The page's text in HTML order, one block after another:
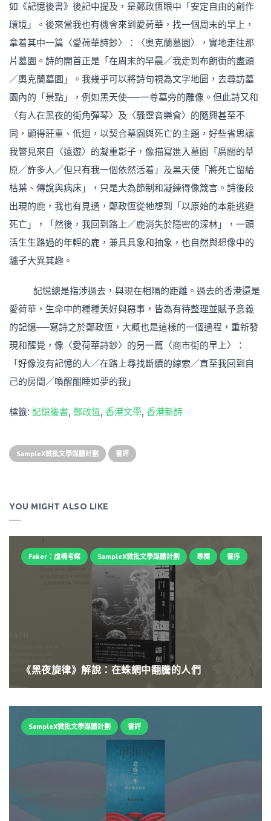
如《記憶後書》後記中提及，是鄭政恆眼中「安定自由的創作
環境」。後來當我也有機會來到愛荷華，找一個周末的早上，
拿着其中一篇〈愛荷華詩鈔〉：〈奧克蘭墓園〉，實地走往那
片墓園。詩的開首正是「在周末的早晨／我走到布朗街的盡頭
／奧克蘭墓園」。我幾乎可以將詩句視為文字地圖，去尋訪墓
園內的「景點」，例如黑天使──一尊墓旁的雕像。但此詩又和
〈有人在黑夜的街角彈琴〉及〈騷靈音樂會〉的隨興甚至不
同，顯得莊重、低迴，以契合墓園與死亡的主題，好些省思讓
我瞥見來自〈遠遊〉的凝重影子，像描寫進入墓園「廣闊的草
原／許多人／但只有我一個依然活着」及黑天使「將死亡留給
枯葉、傳說與病床」，只是大為節制和凝練得像箴言。詩後段
出現的鹿，我也有見過，鄭政恆從牠想到「以原始的本能逃避
死亡」，「然後，我回到路上／鹿消失於隱密的深林」，一頭
活生生路過的年輕的鹿，兼具具象和抽象，也自然與想像中的
驢子大異其趣。
記憶總是指涉過去，與現在相隔的距離。過去的香港還是
愛荷華，生命中的種種美好與惡事，皆為有待整理並賦予意義
的記憶──寫詩之於鄭政恆，大概也是這樣的一個過程，重新發
現和醒覺，像〈愛荷華詩鈔〉的另一篇〈商市街的早上〉：
「好像沒有記憶的人／在路上尋找斷續的線索／直至我回到自
己的房間／喚醒酣睡如夢的我」
標籤: 記憶後書, 鄭政恆, 香港文學, 香港新詩
SampleX微批文學媒體計劃 書評
YOU MIGHT ALSO LIKE
Faker：虛構考察 SampleX微批文學媒體計劃 專欄 書序
《黑夜旋律》解說：在蛛網中翻騰的人們
SampleX微批文學媒體計劃 書評